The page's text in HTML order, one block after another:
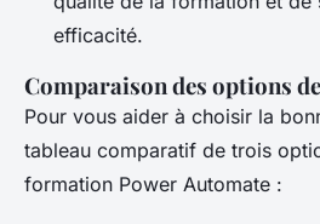
efficacité.
Comparaison des options
Pour vous aider à choisir la
tableau comparatif de trois
formation Power Automate :